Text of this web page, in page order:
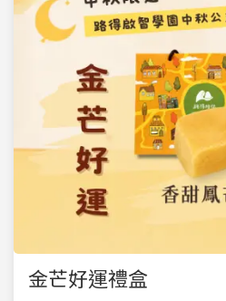
金芒好運禮盒